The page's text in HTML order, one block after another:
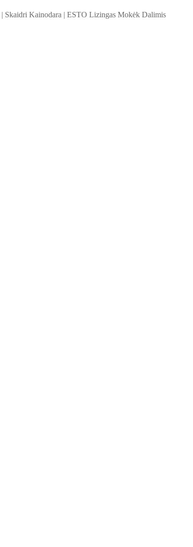
| Skaidri Kainodara | ESTO Lizingas Mokėk Dalimis